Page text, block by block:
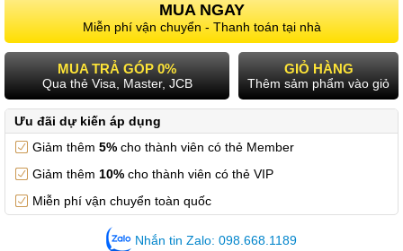
MUA NGAY
Miễn phí vận chuyển - Thanh toán tại nhà
MUA TRẢ GÓP 0%
Qua thẻ Visa, Master, JCB
GIỎ HÀNG
Thêm sảm phẩm vào giỏ
Ưu đãi dự kiến áp dụng
Giảm thêm 5% cho thành viên có thẻ Member
Giảm thêm 10% cho thành viên có thẻ VIP
Miễn phí vận chuyển toàn quốc
Nhắn tin Zalo: 098.668.1189